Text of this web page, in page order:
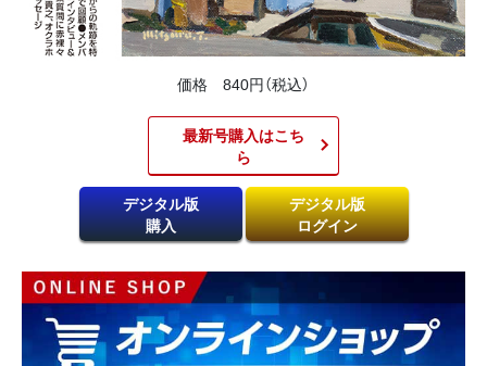
価格 840円（税込）
最新号購入はこち
ら​
デジタル版
購入
デジタル版
ログイン